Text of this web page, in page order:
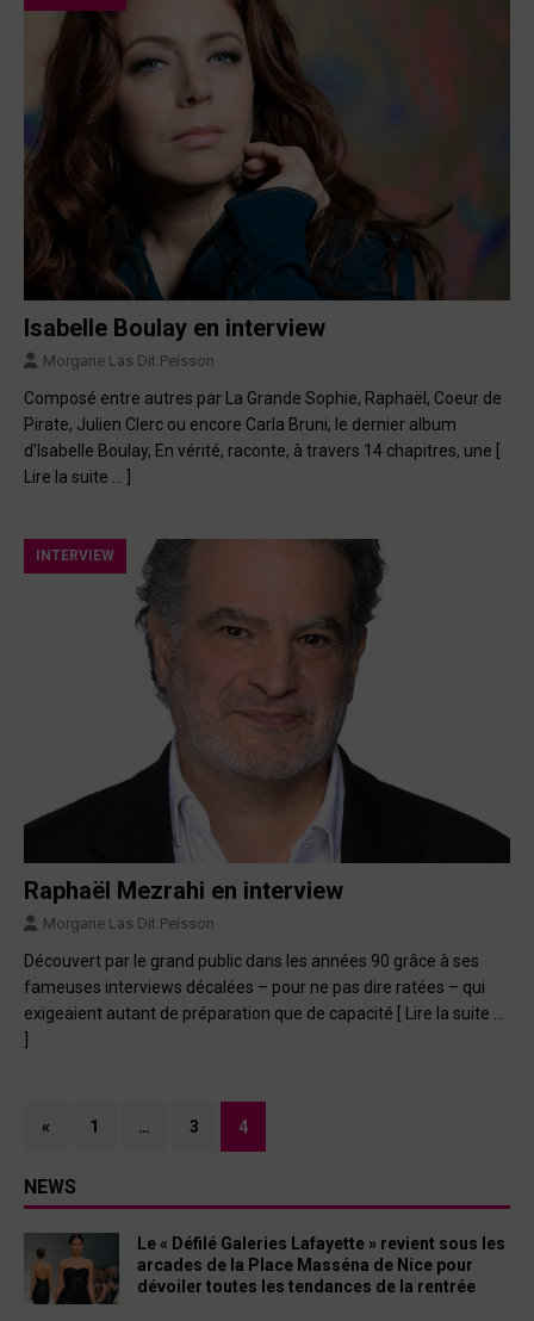
Isabelle Boulay en interview
Morgane Las Dit Peisson
Composé entre autres par La Grande Sophie, Raphaël, Coeur de
Pirate, Julien Clerc ou encore Carla Bruni, le dernier album
d’Isabelle Boulay, En vérité, raconte, à travers 14 chapitres, une [
Lire la suite … ]
INTERVIEW
Raphaël Mezrahi en interview
Morgane Las Dit Peisson
Découvert par le grand public dans les années 90 grâce à ses
fameuses interviews décalées – pour ne pas dire ratées – qui
exigeaient autant de préparation que de capacité [ Lire la suite …
]
« 1 … 3 4
NEWS
Le « Défilé Galeries Lafayette » revient sous les
arcades de la Place Masséna de Nice pour
dévoiler toutes les tendances de la rentrée